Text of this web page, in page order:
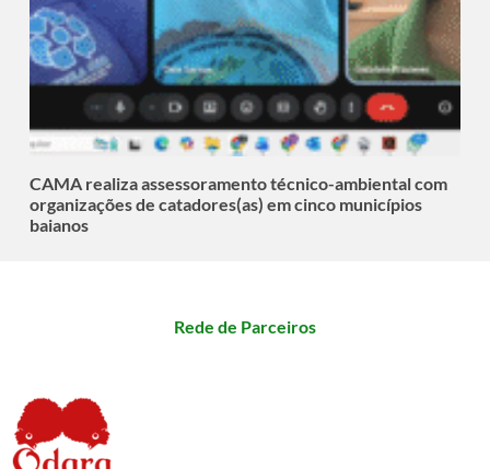
CAMA realiza assessoramento técnico-ambiental com
organizações de catadores(as) em cinco municípios
baianos
Rede de Parceiros